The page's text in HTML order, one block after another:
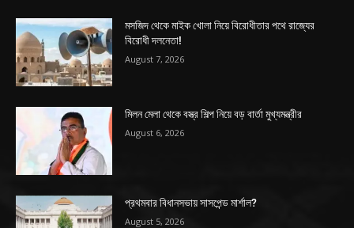
মসজিদ থেকে মাইক খোলা নিয়ে বিরোধীতার পথে রাজ্যের
বিরোধী দলনেতা!
August 7, 2026
মিলন মেলা থেকে বস্ত্র শিল্প নিয়ে বড় বার্তা মুখ্যমন্ত্রীর
August 6, 2026
প্রথমবার বিধানসভায় সাসপেন্ড মার্শাল?
August 5, 2026